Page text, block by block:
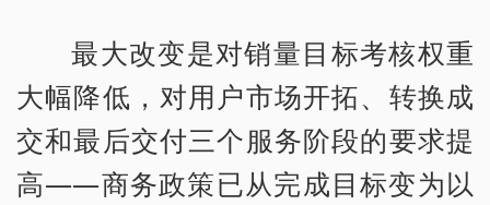
最大改变是对销量目标考核权重
大幅降低，对用户市场开拓、转换成
交和最后交付三个服务阶段的要求提
高——商务政策已从完成目标变为以